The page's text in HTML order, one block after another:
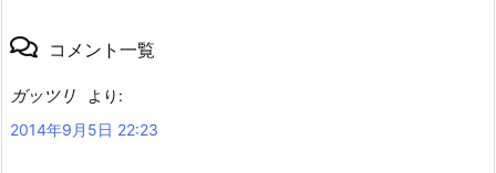
コメント一覧
ガッツリ
より:
2014年9月5日 22:23